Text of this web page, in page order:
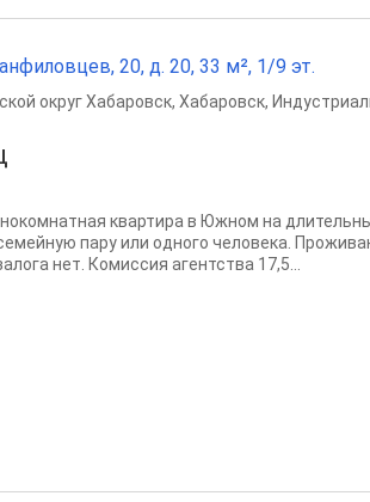
20, д. 20, 33 м², 1/9 эт.
округ Хабаровск, Хабаровск,
квартира в Южном на
пару или одного человека.
нет. Комиссия агентства 17,5...